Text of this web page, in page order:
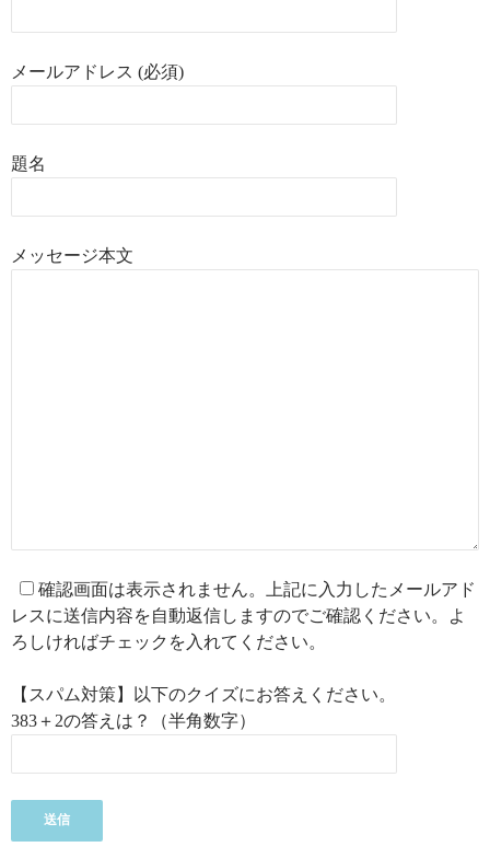
メールアドレス (必須)
題名
メッセージ本文
確認画面は表示されません。上記に入力したメールアド
レスに送信内容を自動返信しますのでご確認ください。よ
ろしければチェックを入れてください。
【スパム対策】以下のクイズにお答えください。
383＋2の答えは？（半角数字）